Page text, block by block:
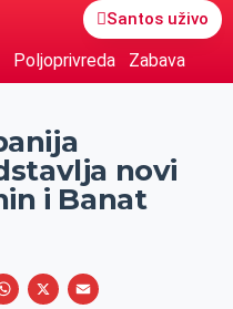
Santos uživo
Poljoprivreda Zabava
novi
i Banat
W
X
E